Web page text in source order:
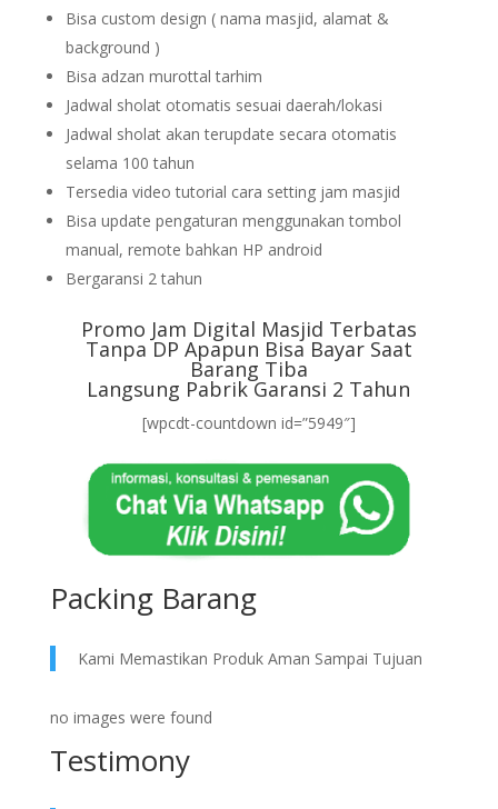
Bisa custom design ( nama masjid, alamat &
background )
Bisa adzan murottal tarhim
Jadwal sholat otomatis sesuai daerah/lokasi
Jadwal sholat akan terupdate secara otomatis
selama 100 tahun
Tersedia video tutorial cara setting jam masjid
Bisa update pengaturan menggunakan tombol
manual, remote bahkan HP android
Bergaransi 2 tahun
Promo Jam Digital Masjid Terbatas
Tanpa DP Apapun Bisa Bayar Saat
Barang Tiba
Langsung Pabrik Garansi 2 Tahun
[wpcdt-countdown id=”5949″]
Packing Barang
Kami Memastikan Produk Aman Sampai Tujuan
no images were found
Testimony